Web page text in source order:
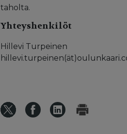
taholta.
Yhteyshenkilöt
Hillevi Turpeinen